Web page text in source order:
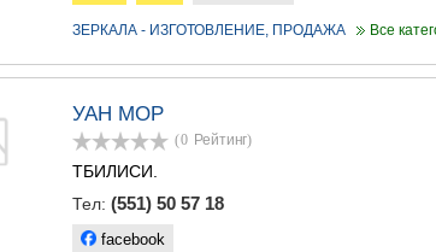
ЗЕРКАЛА - ИЗГОТОВЛЕНИЕ, ПРОДАЖА Все
УАН МОР
(0 Рейтинг)
ТБИЛИСИ.
Тел: (551) 50 57 18
facebook